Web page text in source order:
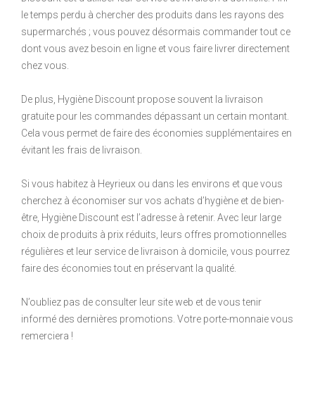
le temps perdu à chercher des produits dans les rayons des
supermarchés ; vous pouvez désormais commander tout ce
dont vous avez besoin en ligne et vous faire livrer directement
chez vous.
De plus, Hygiène Discount propose souvent la livraison
gratuite pour les commandes dépassant un certain montant.
Cela vous permet de faire des économies supplémentaires en
évitant les frais de livraison.
Si vous habitez à Heyrieux ou dans les environs et que vous
cherchez à économiser sur vos achats d’hygiène et de bien-
être, Hygiène Discount est l’adresse à retenir. Avec leur large
choix de produits à prix réduits, leurs offres promotionnelles
régulières et leur service de livraison à domicile, vous pourrez
faire des économies tout en préservant la qualité.
N’oubliez pas de consulter leur site web et de vous tenir
informé des dernières promotions. Votre porte-monnaie vous
remerciera !